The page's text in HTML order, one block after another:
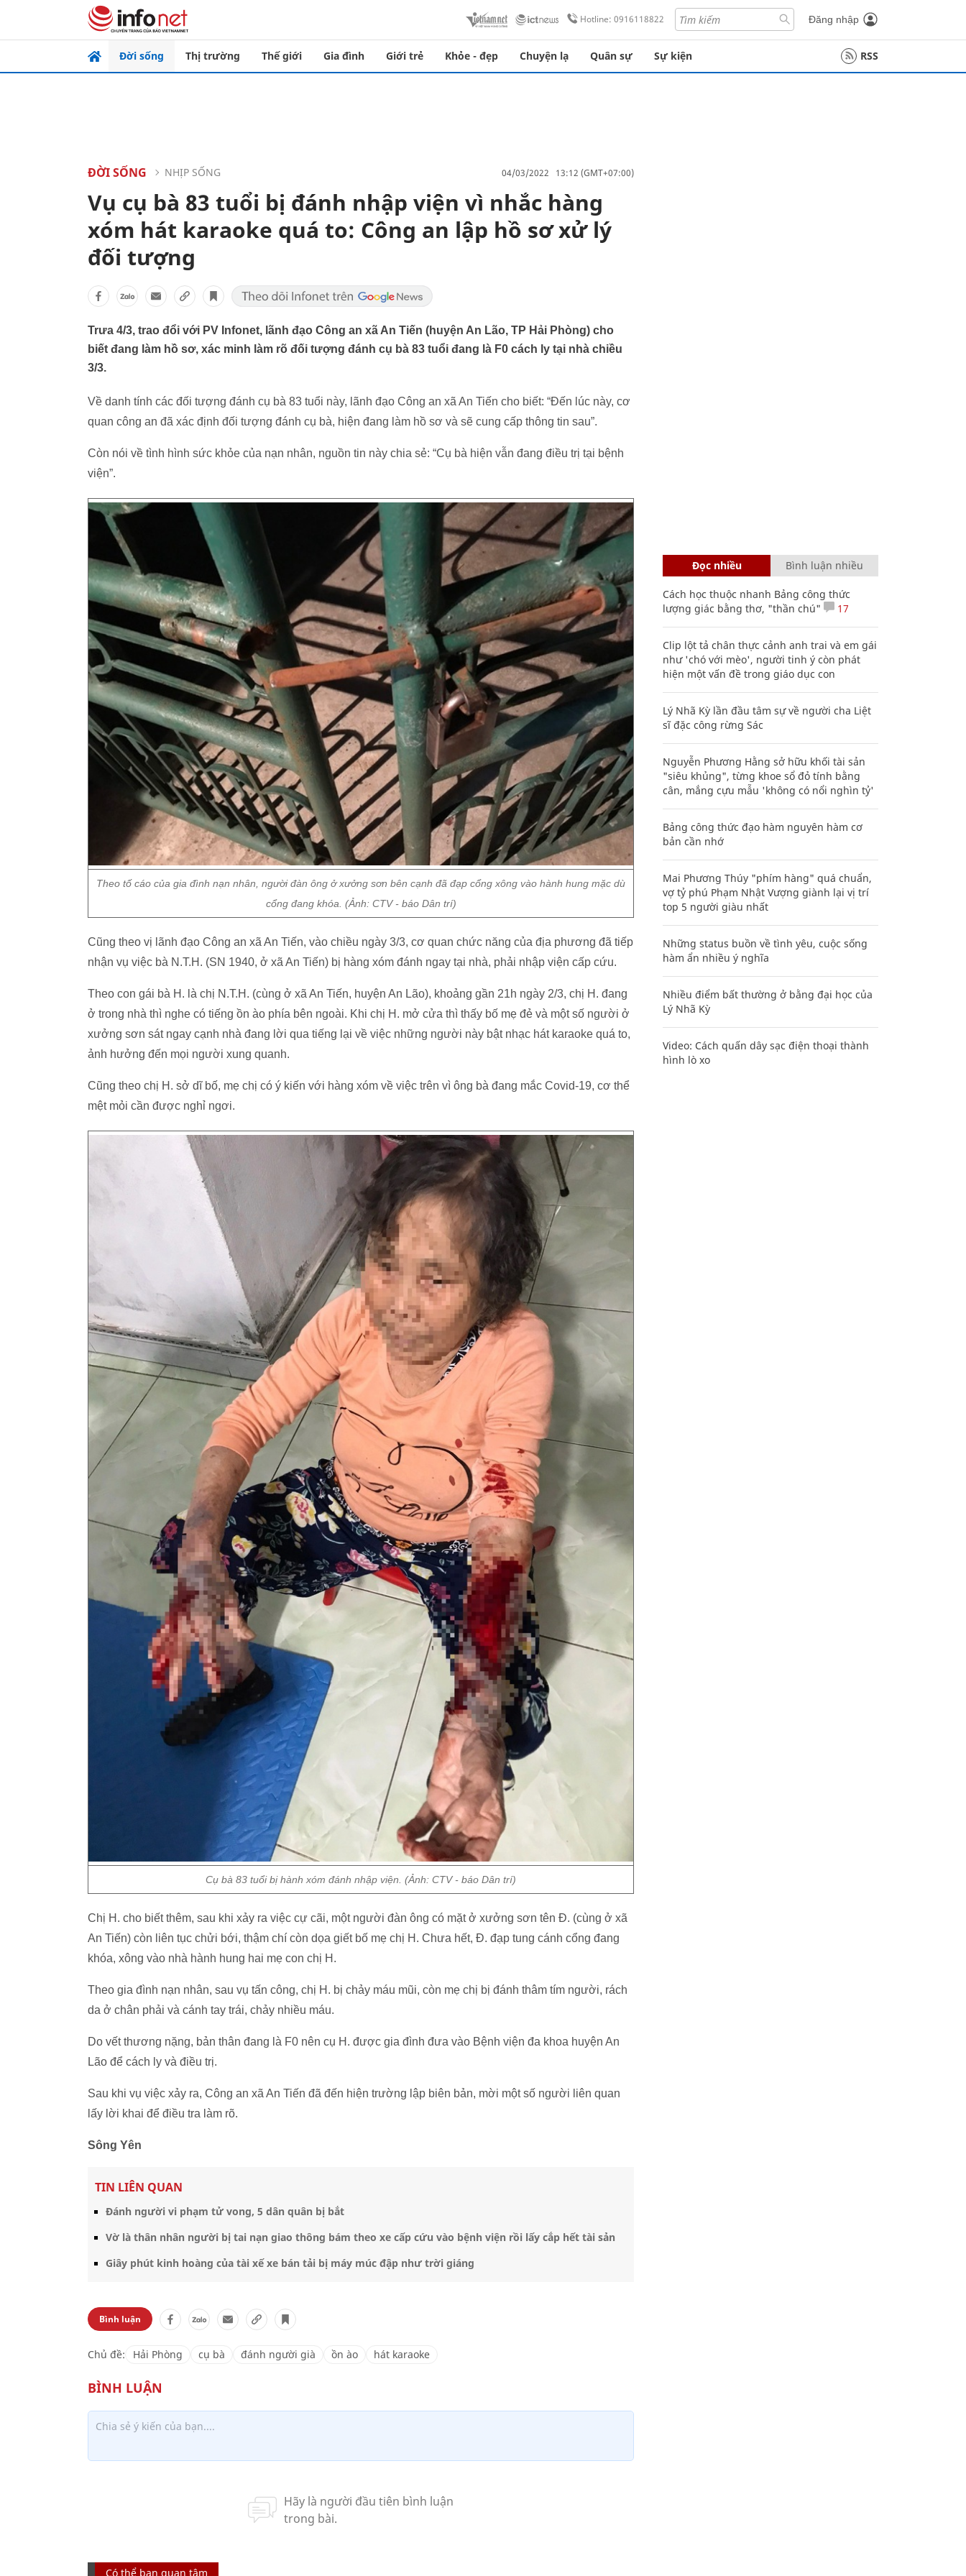
Hotline: 0916118822 Đăng nhập
Đời sống Thị trường Thế giới Gia đình Giới trẻ Khỏe - đẹp Chuyện lạ Quân sự Sự kiện RSS
ĐỜI SỐNG NHỊP SỐNG 04/03/2022 13:12 (GMT+07:00)
Vụ cụ bà 83 tuổi bị đánh nhập viện vì nhắc hàng
xóm hát karaoke quá to: Công an lập hồ sơ xử lý
đối tượng
Trưa 4/3, trao đổi với PV Infonet, lãnh đạo Công an xã An Tiến (huyện An Lão, TP Hải Phòng) cho
biết đang làm hồ sơ, xác minh làm rõ đối tượng đánh cụ bà 83 tuổi đang là F0 cách ly tại nhà chiều
3/3.
Về danh tính các đối tượng đánh cụ bà 83 tuổi này, lãnh đạo Công an xã An Tiến cho biết: “Đến lúc này, cơ
quan công an đã xác định đối tượng đánh cụ bà, hiện đang làm hồ sơ và sẽ cung cấp thông tin sau”.
Còn nói về tình hình sức khỏe của nạn nhân, nguồn tin này chia sẻ: “Cụ bà hiện vẫn đang điều trị tại bệnh
viện”.
Theo tố cáo của gia đình nạn nhân, người đàn ông ở xưởng sơn bên cạnh đã đạp cổng xông vào hành hung mặc dù
cổng đang khóa. (Ảnh: CTV - báo Dân trí)
Cũng theo vị lãnh đạo Công an xã An Tiến, vào chiều ngày 3/3, cơ quan chức năng của địa phương đã tiếp
nhận vụ việc bà N.T.H. (SN 1940, ở xã An Tiến) bị hàng xóm đánh ngay tại nhà, phải nhập viện cấp cứu.
Theo con gái bà H. là chị N.T.H. (cùng ở xã An Tiến, huyện An Lão), khoảng gần 21h ngày 2/3, chị H. đang
ở trong nhà thì nghe có tiếng ồn ào phía bên ngoài. Khi chị H. mở cửa thì thấy bố mẹ đẻ và một số người ở
xưởng sơn sát ngay cạnh nhà đang lời qua tiếng lại về việc những người này bật nhạc hát karaoke quá to,
ảnh hưởng đến mọi người xung quanh.
Cũng theo chị H. sở dĩ bố, mẹ chị có ý kiến với hàng xóm về việc trên vì ông bà đang mắc Covid-19, cơ thể
mệt mỏi cần được nghỉ ngơi.
Cụ bà 83 tuổi bị hành xóm đánh nhập viện. (Ảnh: CTV - báo Dân trí)
Chị H. cho biết thêm, sau khi xảy ra việc cự cãi, một người đàn ông có mặt ở xưởng sơn tên Đ. (cùng ở xã
An Tiến) còn liên tục chửi bới, thậm chí còn dọa giết bố mẹ chị H. Chưa hết, Đ. đạp tung cánh cổng đang
khóa, xông vào nhà hành hung hai mẹ con chị H.
Theo gia đình nạn nhân, sau vụ tấn công, chị H. bị chảy máu mũi, còn mẹ chị bị đánh thâm tím người, rách
da ở chân phải và cánh tay trái, chảy nhiều máu.
Do vết thương nặng, bản thân đang là F0 nên cụ H. được gia đình đưa vào Bệnh viện đa khoa huyện An
Lão để cách ly và điều trị.
Sau khi vụ việc xảy ra, Công an xã An Tiến đã đến hiện trường lập biên bản, mời một số người liên quan
lấy lời khai để điều tra làm rõ.
Sông Yên
TIN LIÊN QUAN
Đánh người vi phạm tử vong, 5 dân quân bị bắt
Vờ là thân nhân người bị tai nạn giao thông bám theo xe cấp cứu vào bệnh viện rồi lấy cắp hết tài sản
Giây phút kinh hoàng của tài xế xe bán tải bị máy múc đập như trời giáng
Bình luận
Chủ đề: Hải Phòng cụ bà đánh người già ồn ào hát karaoke
Có thể bạn quan tâm
Đọc nhiều Bình luận nhiều
Cách học thuộc nhanh Bảng công thức
lượng giác bằng thơ, "thần chú"
17
Clip lột tả chân thực cảnh anh trai và em gái
như 'chó với mèo', người tinh ý còn phát
hiện một vấn đề trong giáo dục con
Lý Nhã Kỳ lần đầu tâm sự về người cha Liệt
sĩ đặc công rừng Sác
Nguyễn Phương Hằng sở hữu khối tài sản
"siêu khủng", từng khoe sổ đỏ tính bằng
cân, mắng cựu mẫu 'không có nổi nghìn tỷ'
Bảng công thức đạo hàm nguyên hàm cơ
bản cần nhớ
Mai Phương Thúy "phím hàng" quá chuẩn,
vợ tỷ phú Phạm Nhật Vượng giành lại vị trí
top 5 người giàu nhất
Những status buồn về tình yêu, cuộc sống
hàm ẩn nhiều ý nghĩa
Nhiều điểm bất thường ở bằng đại học của
Lý Nhã Kỳ
Video: Cách quấn dây sạc điện thoại thành
hình lò xo